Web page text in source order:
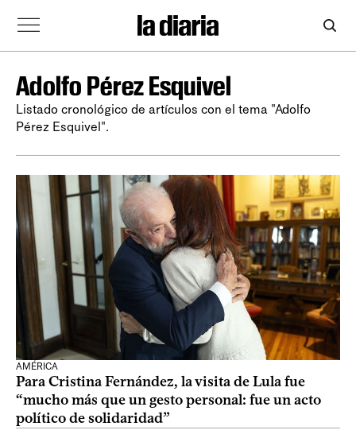
Adolfo Pérez Esquivel
Listado cronológico de artículos con el tema "Adolfo
Pérez Esquivel".
AMÉRICA
Para Cristina Fernández, la visita de Lula fue
“mucho más que un gesto personal: fue un acto
político de solidaridad”